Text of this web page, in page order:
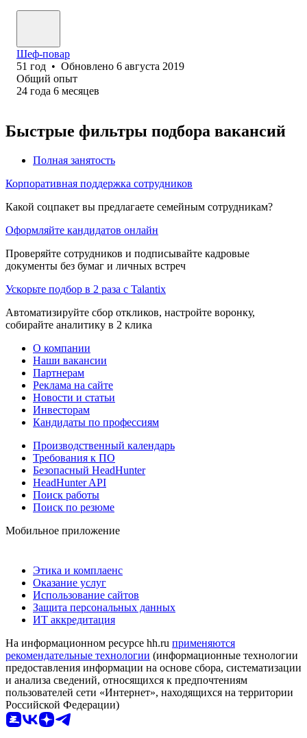
Шеф-повар
51 год • Обновлено 6 августа 2019
Общий опыт
24 года 6 месяцев
Быстрые фильтры подбора вакансий
Полная занятость
Корпоративная поддержка сотрудников
Какой соцпакет вы предлагаете семейным сотрудникам?
Оформляйте кандидатов онлайн
Проверяйте сотрудников и подписывайте кадровые
документы без бумаг и личных встреч
Ускорьте подбор в 2 раза с Talantix
Автоматизируйте сбор откликов, настройте воронку,
собирайте аналитику в 2 клика
О компании
Наши вакансии
Партнерам
Реклама на сайте
Новости и статьи
Инвесторам
Кандидаты по профессиям
Производственный календарь
Требования к ПО
Безопасный HeadHunter
HeadHunter API
Поиск работы
Поиск по резюме
Мобильное приложение
Этика и комплаенс
Оказание услуг
Использование сайтов
Защита персональных данных
ИТ аккредитация
На информационном ресурсе hh.ru применяются
рекомендательные технологии (информационные технологии
предоставления информации на основе сбора, систематизации
и анализа сведений, относящихся к предпочтениям
пользователей сети «Интернет», находящихся на территории
Российской Федерации)